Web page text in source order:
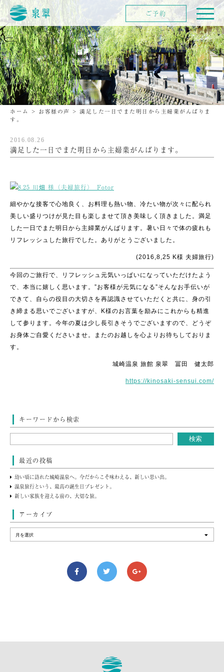
ホーム > お客様の声 > 満足した一日でまた明日から主婦業がんばりま
す。
2016.08.26
満足した一日でまた明日から主婦業がんばります。
細やかな接客で心地良く、お料理も熱い物、冷たい物が次々に配られ
美しい盛りつけが見た目も楽しませて頂き美味しく頂きました。満足
した一日でまた明日から主婦業がんばります。暑い日々で体の疲れも
リフレッシュした旅行でした。ありがとうございました。
(2016,8,25 K様 夫婦旅行)
今回のご旅行で、リフレッシュ元気いっぱいになっていただけたよう
で、本当に嬉しく思います。”お客様が元気になる”そんなお手伝いが
できて、自らの役目の大切さを再認識させていただくと共に、身の引
き締まる思いでございますが、K様のお言葉を励みにこれからも精進
して参ります。今年の夏は少し長引きそうでございますので、どうぞ
お身体ご自愛くださいませ。またのお越しを心よりお待ちしておりま
す。
城崎温泉 旅館 泉翠 冨田 健太郎
https://kinosaki-sensui.com/
キーワードから検索
最近の投稿
幼い頃に訪れた城崎温泉へ。今だからこそ味わえる、新しい思い出。
温泉旅行という、最高の誕生日プレゼント。
新しい家族を迎える前の、大切な旅。
アーカイブ
ご予約